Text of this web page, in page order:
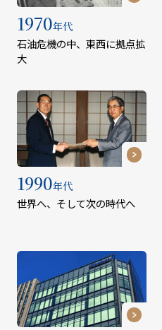
1970年代
石油危機の中、東西に拠点拡
大
1990年代
世界へ、そして次の時代へ